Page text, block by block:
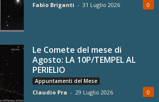
Fabio Briganti - 31 Luglio 2026 0
Le Comete del mese di
Agosto: LA 10P/TEMPEL AL
PERIELIO
Appuntamenti del Mese
Claudio Pra - 29 Luglio 2026 0